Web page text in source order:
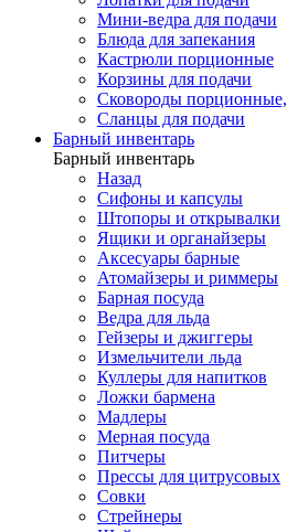
Мини-ведра для подачи
Блюда для запекания
Кастрюли порционные
Корзины для подачи
Сковороды
Сланцы для подачи
Барный инвентарь
Барный инвентарь
Назад
Сифоны и капсулы
Штопоры и открывалки
Ящики и органайзеры
Аксесуары барные
Атомайзеры и риммеры
Барная посуда
Ведра для льда
Гейзеры и джиггеры
Измельчители льда
Куллеры для напитков
Ложки бармена
Мадлеры
Мерная посуда
Питчеры
Прессы для цитрусовых
Совки
Стрейнеры